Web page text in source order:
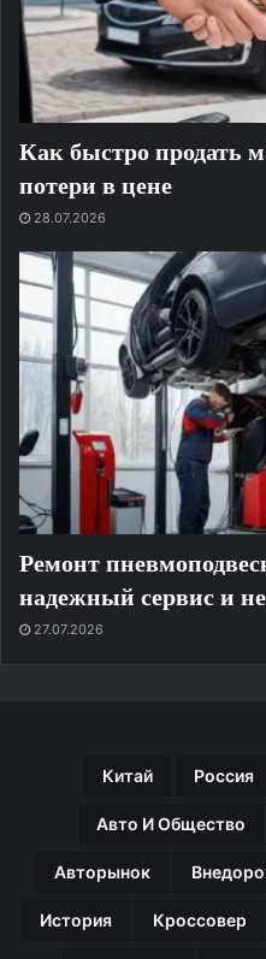
Как быстро продать
потери в цене
28.07.2026
Ремонт
надежный сервис и
27.07.2026
Китай Россия
Авто И Общество
Авторынок
История Кроссовер